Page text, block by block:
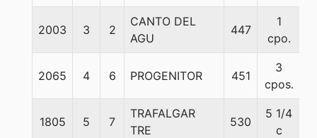
2003 3 2
CANTO DEL
AGU
447
1
cpo.
2065 4 6 PROGENITOR 451
3
cpos.
1805 5 7
TRAFALGAR
TRE
530
5 1/4
c